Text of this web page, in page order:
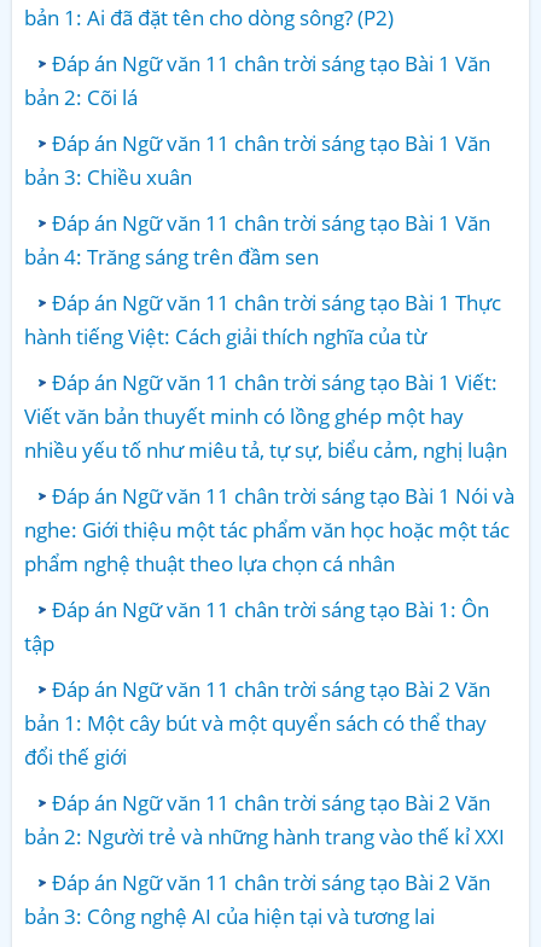
bản 1: Ai đã đặt tên cho dòng sông? (P2)
Đáp án Ngữ văn 11 chân trời sáng tạo Bài 1 Văn
bản 2: Cõi lá
Đáp án Ngữ văn 11 chân trời sáng tạo Bài 1 Văn
bản 3: Chiều xuân
Đáp án Ngữ văn 11 chân trời sáng tạo Bài 1 Văn
bản 4: Trăng sáng trên đầm sen
Đáp án Ngữ văn 11 chân trời sáng tạo Bài 1 Thực
hành tiếng Việt: Cách giải thích nghĩa của từ
Đáp án Ngữ văn 11 chân trời sáng tạo Bài 1 Viết:
Viết văn bản thuyết minh có lồng ghép một hay
nhiều yếu tố như miêu tả, tự sự, biểu cảm, nghị luận
Đáp án Ngữ văn 11 chân trời sáng tạo Bài 1 Nói và
nghe: Giới thiệu một tác phẩm văn học hoặc một tác
phẩm nghệ thuật theo lựa chọn cá nhân
Đáp án Ngữ văn 11 chân trời sáng tạo Bài 1: Ôn
tập
Đáp án Ngữ văn 11 chân trời sáng tạo Bài 2 Văn
bản 1: Một cây bút và một quyển sách có thể thay
đổi thế giới
Đáp án Ngữ văn 11 chân trời sáng tạo Bài 2 Văn
bản 2: Người trẻ và những hành trang vào thế kỉ XXI
Đáp án Ngữ văn 11 chân trời sáng tạo Bài 2 Văn
bản 3: Công nghệ AI của hiện tại và tương lai